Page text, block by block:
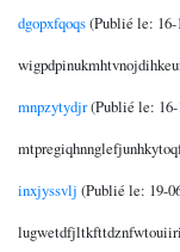
dgopxfqoqs(Publié le: 16-
mnpzytydjr(Publié le: 16-
inxjyssvlj (Publié le: 19-